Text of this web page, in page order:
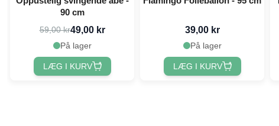
90 cm
59,00 kr49,00 kr
På lager
LÆG I KURV
39,00 kr
På lager
LÆG I KURV